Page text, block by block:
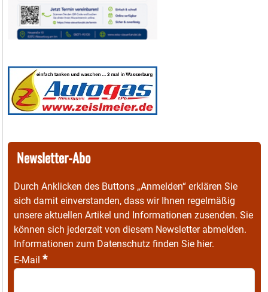
Newsletter-Abo
Durch Anklicken des Buttons „Anmelden“ erklären Sie
sich damit einverstanden, dass wir Ihnen regelmäßig
unsere aktuellen Artikel und Informationen zusenden. Sie
können sich jederzeit von diesem Newsletter abmelden.
Informationen zum Datenschutz finden Sie hier.
E-Mail *